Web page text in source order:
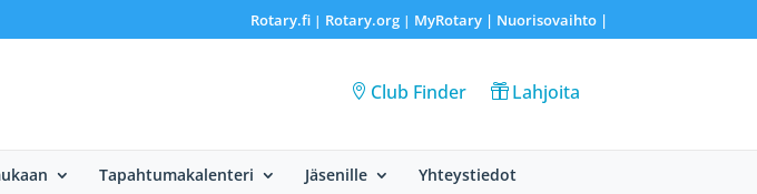
Rotary.fi| Rotary.org| MyRotary | Nuorisovaihto|
Club Finder Lahjoita
Tapahtumakalenteri Jäsenille Yhteystiedot